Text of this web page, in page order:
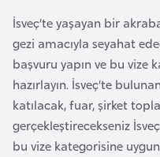
İsveç’te yaşayan bir
gezi amacıyla seyahat
başvuru yapın ve bu vize
hazırlayın. İsveç’te
katılacak, fuar, şirket
gerçekleştirecekseniz
bu vize kategorisine uygun
i
k
K
o
n
g
o